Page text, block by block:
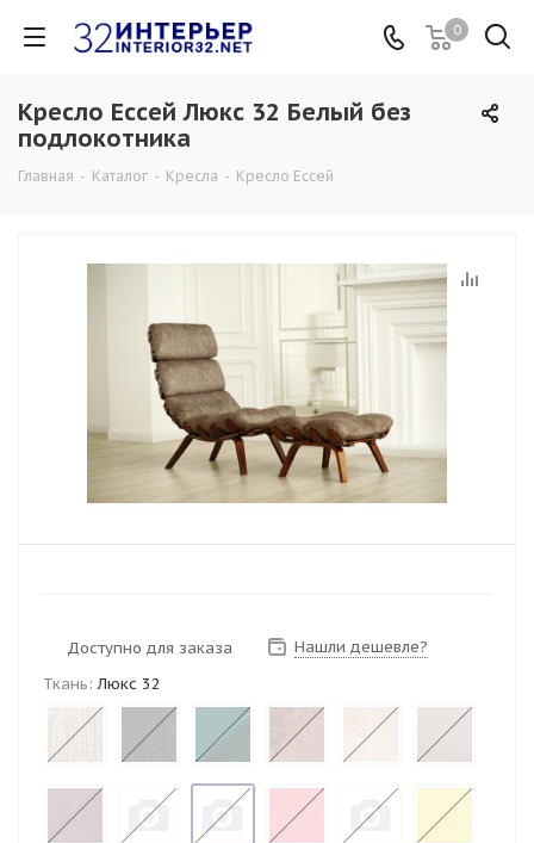
0
Кресло Ессей Люкс 32 Белый без
подлокотника
Главная - Каталог - Кресла - Кресло Ессей
Доступно для заказа
Нашли дешевле?
Ткань: Люкс 32